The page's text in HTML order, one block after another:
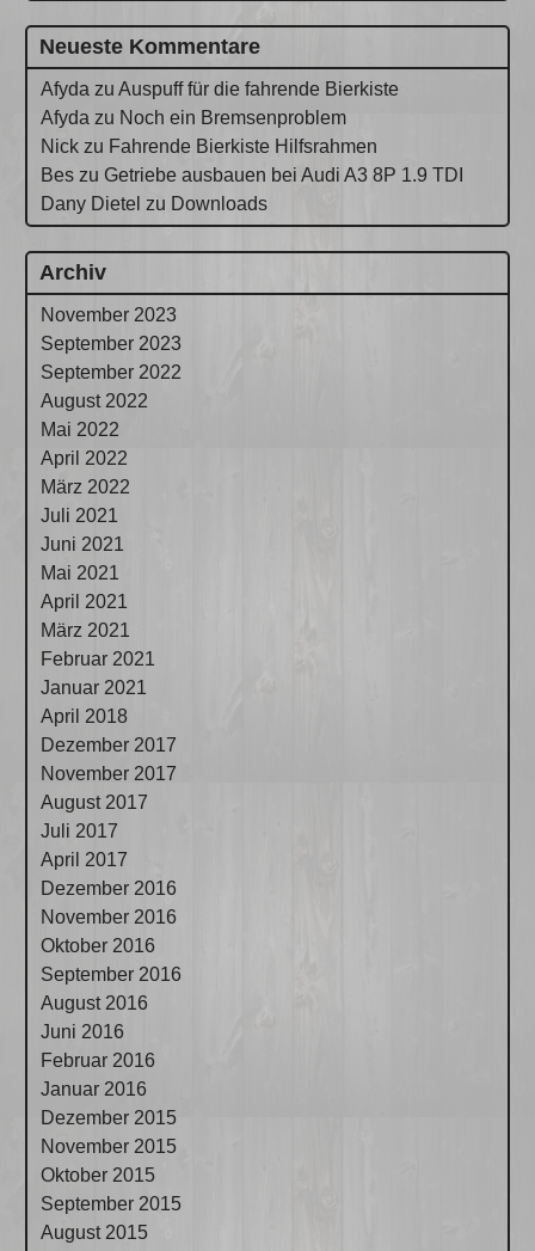
Neueste Kommentare
Afyda zuAuspuff für die fahrende Bierkiste
Afyda zu Noch ein Bremsenproblem
Nick zu Fahrende Bierkiste Hilfsrahmen
Bes zuGetriebe ausbauen bei Audi A3 8P 1.9 TDI
Dany Dietel zu Downloads
Archiv
November 2023
September 2023
September 2022
August 2022
Mai 2022
April 2022
März 2022
Juli 2021
Juni 2021
Mai 2021
April 2021
März 2021
Februar 2021
Januar 2021
April 2018
Dezember 2017
November 2017
August 2017
Juli 2017
April 2017
Dezember 2016
November 2016
Oktober 2016
September 2016
August 2016
Juni 2016
Februar 2016
Januar 2016
Dezember 2015
November 2015
Oktober 2015
September 2015
August 2015